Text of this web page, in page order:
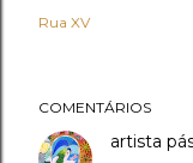
Rua XV
COMENTÁRIOS
artista